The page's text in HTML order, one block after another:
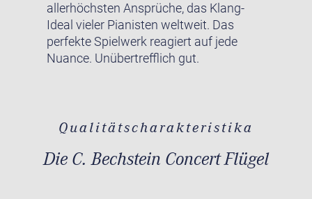
allerhöchsten Ansprüche, das Klang-
Ideal vieler Pianisten weltweit. Das
perfekte Spielwerk reagiert auf jede
Nuance. Unübertrefflich gut.
Qualitätscharakteristika
Die C. Bechstein Concert Flügel